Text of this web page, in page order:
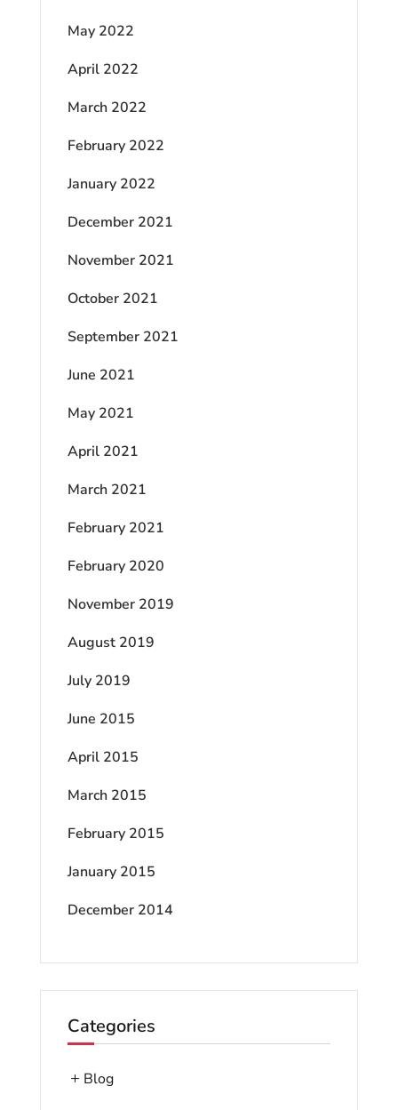
May 2022
April 2022
March 2022
February 2022
January 2022
December 2021
November 2021
October 2021
September 2021
June 2021
May 2021
April 2021
March 2021
February 2021
February 2020
November 2019
August 2019
July 2019
June 2015
April 2015
March 2015
February 2015
January 2015
December 2014
Categories
Blog